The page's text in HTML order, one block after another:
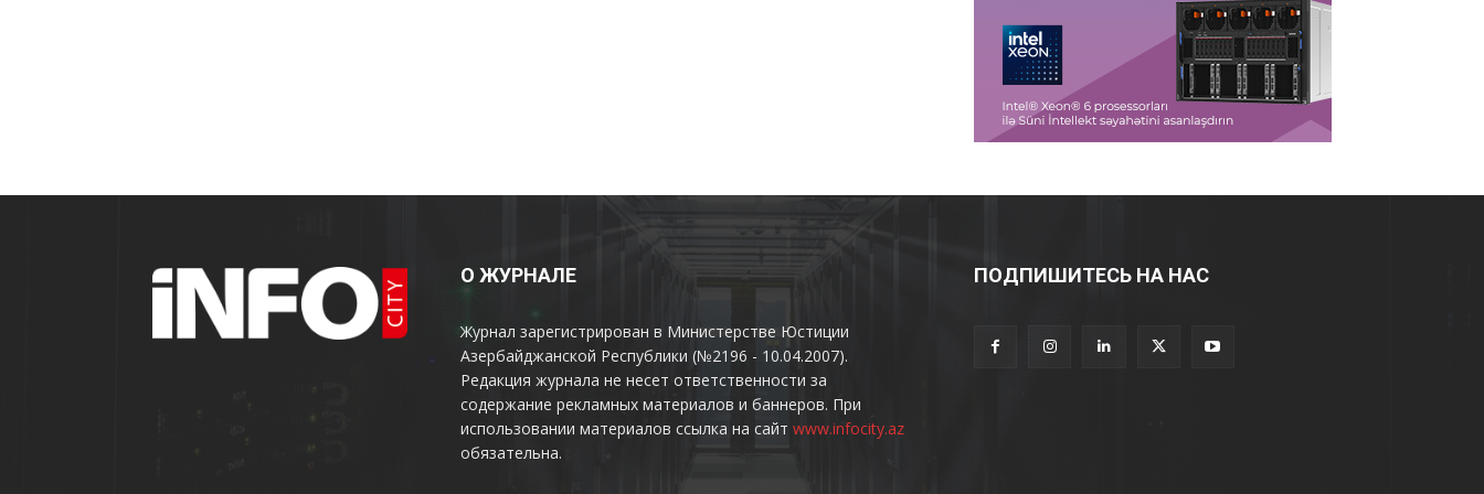
О ЖУРНАЛЕ
Журнал зарегистрирован в Министерстве Юстиции
Азербайджанской Республики (№2196 - 10.04.2007).
Редакция журнала не несет ответственности за
содержание рекламных материалов и баннеров. При
использовании материалов ссылка на сайт www.infocity.az
обязательна.
ПОДПИШИТЕСЬ НА НАС